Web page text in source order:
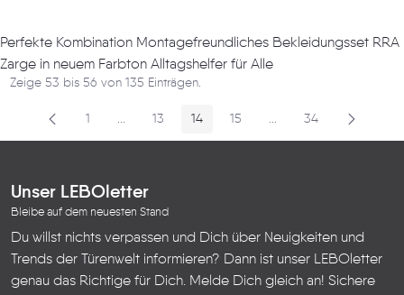
Perfekte Kombination Montagefreundliches Bekleidungsset RRA
Zarge in neuem Farbton Alltagshelfer für Alle
Zeige 53 bis 56 von 135 Einträgen.
Seite
1 ...Zwischenseiten
Seite
13 Seite
14 Seite
15 ...Zwischenseiten
Seite
34
Unser LEBOletter
Bleibe auf dem neuesten Stand
Du willst nichts verpassen und Dich über Neuigkeiten und
Trends der Türenwelt informieren? Dann ist unser LEBOletter
genau das Richtige für Dich. Melde Dich gleich an! Sichere